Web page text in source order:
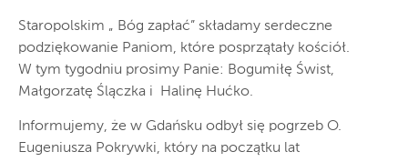
Staropolskim „ Bóg zapłać” składamy serdeczne
podziękowanie Paniom, które posprzątały kościół.
W tym tygodniu prosimy Panie: Bogumiłę Świst,
Małgorzatę Ślączka i Halinę Hućko.
Informujemy, że w Gdańsku odbył się pogrzeb O.
Eugeniusza Pokrywki, który na początku lat